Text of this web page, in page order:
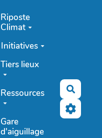
Riposte
Climat
Initiatives
Tiers lieux
Ressources
Gare
d'aiguillage